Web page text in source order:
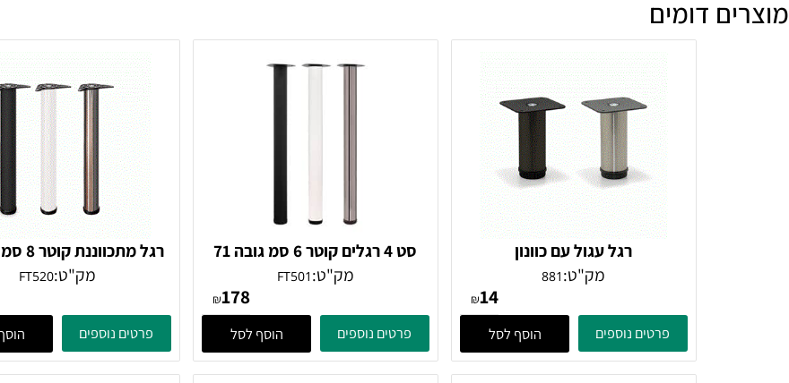
רגל עגול עם כוונון
מק"ט:881
₪14
סט 4 רגלים קוטר 6 סמ גובה 71
מק"ט:FT501
₪178
רגל מתכווננת קוטר 8 סמ לדלפק
מק"ט: